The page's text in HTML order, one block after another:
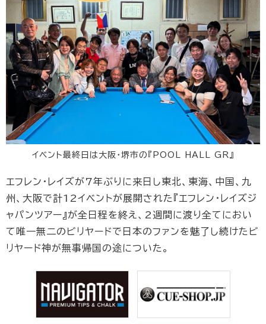
イベント最終日は大阪・堺市の『POOL HALL GR』
エフレン・レイズが7年ぶりに来日し東北、東海、中国、九
州、大阪で計12イベントが展開された『エフレン・レイズジ
ャパンツアー』が全日程を終え、2週間に渡り全てにおい
て唯一無二のビリヤードで日本のファンを魅了し続けたビ
リヤード神が無事帰国の途についた。